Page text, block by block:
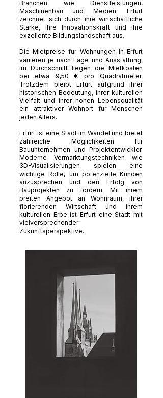
Branchen wie Dienstleistungen,
Maschinenbau und Medien. Erfurt
zeichnet sich durch ihre wirtschaftliche
Stärke, ihre Innovationskraft und ihre
exzellente Bildungslandschaft aus.
Die Mietpreise für Wohnungen in Erfurt
variieren je nach Lage und Ausstattung.
Im Durchschnitt liegen die Mietkosten
bei etwa 9,50 € pro Quadratmeter.
Trotzdem bleibt Erfurt aufgrund ihrer
historischen Bedeutung, ihrer kulturellen
Vielfalt und ihrer hohen Lebensqualität
ein attraktiver Wohnort für Menschen
jeden Alters.
Erfurt ist eine Stadt im Wandel und bietet
zahlreiche Möglichkeiten für
Bauunternehmen und Projektentwickler.
Moderne Vermarktungstechniken wie
3D-Visualisierungen spielen eine
wichtige Rolle, um potenzielle Kunden
anzusprechen und den Erfolg von
Bauprojekten zu fördern. Mit ihrem
breiten Angebot an Wohnraum, ihrer
florierenden Wirtschaft und ihrem
kulturellen Erbe ist Erfurt eine Stadt mit
vielversprechender
Zukunftsperspektive.